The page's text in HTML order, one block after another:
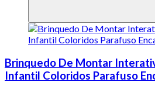
Brinquedo De Montar
Infantil Coloridos Parafuso